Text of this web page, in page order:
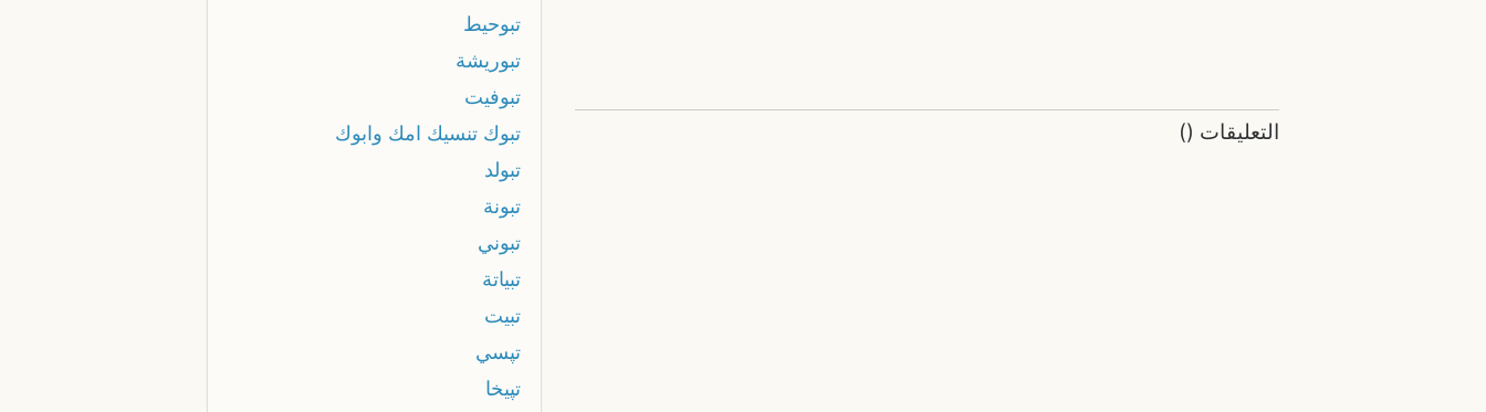
التعليقات (
)
تبوحيط
تبوريشة
تبوفيت
تبوك تنسيك امك وابوك
تبولد
تبونة
تبوني
تبياتة
تبيت
تپسي
تپيخا